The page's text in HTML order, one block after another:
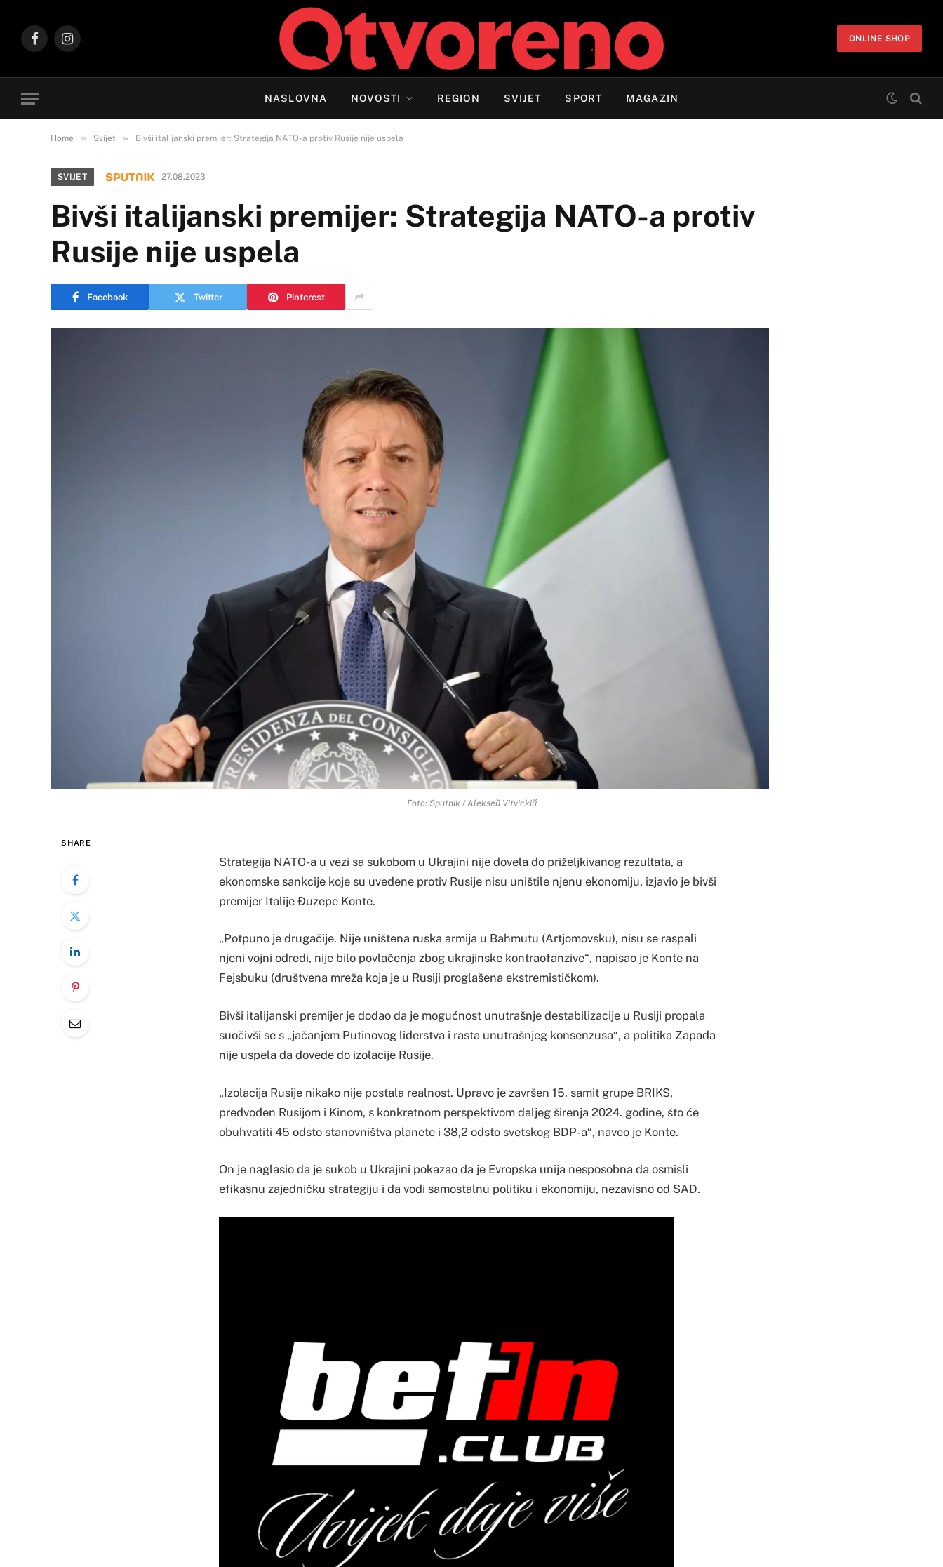
FacebookInstagram
ONLINE SHOP
NASLOVNA NOVOSTI REGION SVIJET SPORT MAGAZIN
Home » Svijet » Bivši italijanski premijer: Strategija NATO-a protiv Rusije nije uspela
SVIJET 27.08.2023
Bivši italijanski premijer: Strategija NATO-a protiv
Rusije nije uspela
Facebook Twitter Pinterest
Foto: Sputnik / Alekseй Vitvickiй
SHARE
Strategija NATO-a u vezi sa sukobom u Ukrajini nije dovela do priželjkivanog rezultata, a
ekonomske sankcije koje su uvedene protiv Rusije nisu uništile njenu ekonomiju, izjavio je bivši
premijer Italije Đuzepe Konte.
„Potpuno je drugačije. Nije uništena ruska armija u Bahmutu (Artjomovsku), nisu se raspali
njeni vojni odredi, nije bilo povlačenja zbog ukrajinske kontraofanzive“, napisao je Konte na
Fejsbuku (društvena mreža koja je u Rusiji proglašena ekstremističkom).
Bivši italijanski premijer je dodao da je mogućnost unutrašnje destabilizacije u Rusiji propala
suočivši se s „jačanjem Putinovog liderstva i rasta unutrašnjeg konsenzusa“, a politika Zapada
nije uspela da dovede do izolacije Rusije.
„Izolacija Rusije nikako nije postala realnost. Upravo je završen 15. samit grupe BRIKS,
predvođen Rusijom i Kinom, s konkretnom perspektivom daljeg širenja 2024. godine, što će
obuhvatiti 45 odsto stanovništva planete i 38,2 odsto svetskog BDP-a“, naveo je Konte.
On je naglasio da je sukob u Ukrajini pokazao da je Evropska unija nesposobna da osmisli
efikasnu zajedničku strategiju i da vodi samostalnu politiku i ekonomiju, nezavisno od SAD.